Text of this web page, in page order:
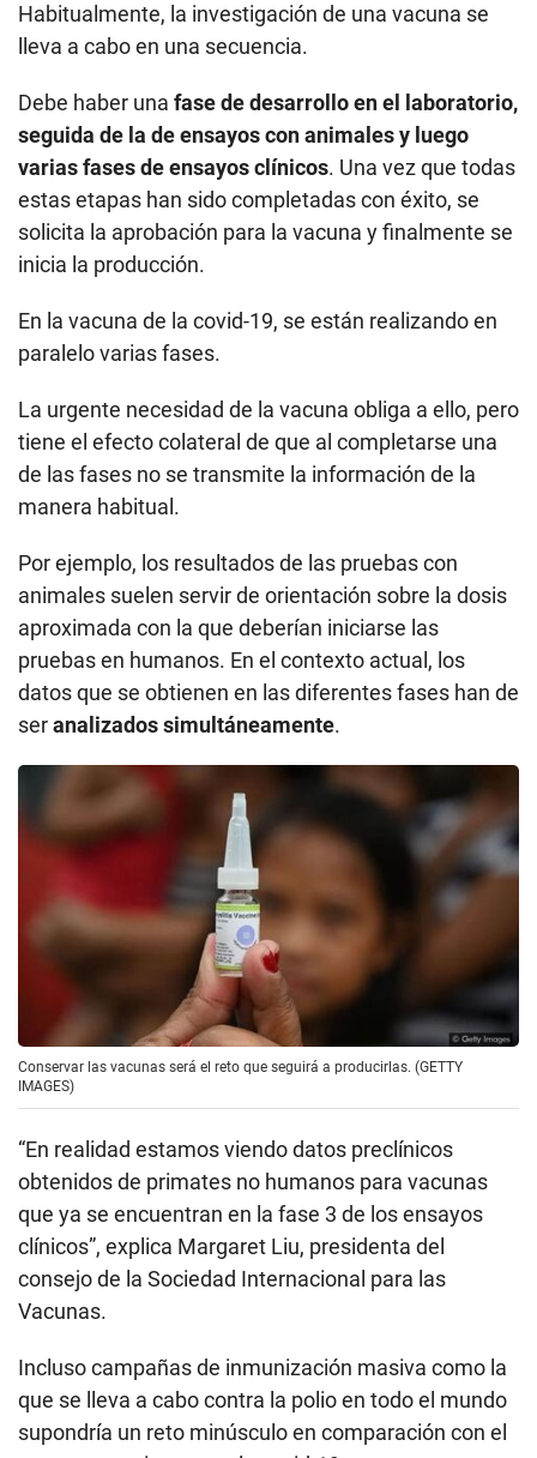
Habitualmente, la investigación de una vacuna se
lleva a cabo en una secuencia.
Debe haber una fase de desarrollo en el laboratorio,
seguida de la de ensayos con animales y luego
varias fases de ensayos clínicos. Una vez que todas
estas etapas han sido completadas con éxito, se
solicita la aprobación para la vacuna y finalmente se
inicia la producción.
En la vacuna de la covid-19, se están realizando en
paralelo varias fases.
La urgente necesidad de la vacuna obliga a ello, pero
tiene el efecto colateral de que al completarse una
de las fases no se transmite la información de la
manera habitual.
Por ejemplo, los resultados de las pruebas con
animales suelen servir de orientación sobre la dosis
aproximada con la que deberían iniciarse las
pruebas en humanos. En el contexto actual, los
datos que se obtienen en las diferentes fases han de
seranalizados simultáneamente.
Conservar las vacunas será el reto que seguirá a producirlas. (GETTY
IMAGES)
“En realidad estamos viendo datos preclínicos
obtenidos de primates no humanos para vacunas
que ya se encuentran en la fase 3 de los ensayos
clínicos”, explica Margaret Liu, presidenta del
consejo de la Sociedad Internacional para las
Vacunas.
Incluso campañas de inmunización masiva como la
que se lleva a cabo contra la polio en todo el mundo
supondría un reto minúsculo en comparación con el